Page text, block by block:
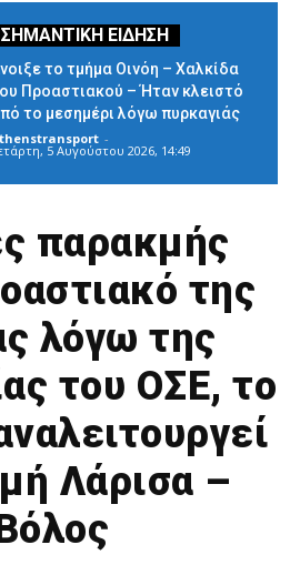
το τμήμα Οινόη – Χαλκίδα
Προαστιακού – Ήταν κλειστό
το μεσημέρι λόγω πυρκαγιάς
-
5 Αυγούστου 2026, 14:49
παρακμής
της
λόγω της
του ΟΣΕ, το
Λάρισα –